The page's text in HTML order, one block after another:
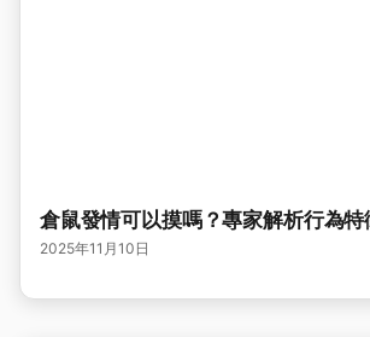
倉鼠發情可以摸嗎？專家解析行為
2025年11月10日